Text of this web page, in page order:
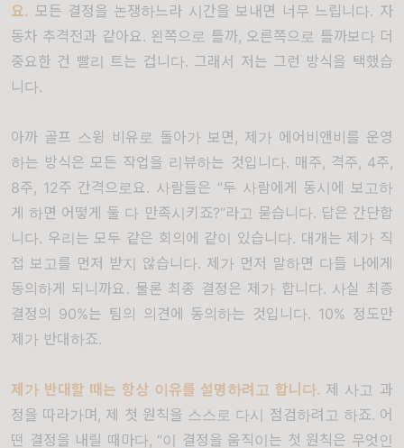
요. 모든 결정을 논쟁하느라 시간을 보내면 너무 느립니다. 자
동차 추격전과 같아요. 왼쪽으로 틀까, 오른쪽으로 틀까보다 더
중요한 건 빨리 트는 겁니다. 그래서 저는 그런 방식을 택했습
니다.
아까 골프 스윙 비유로 돌아가 보면 , 제가 에어비앤비를 운영
하는 방식은 모든 작업을 리뷰하는 것입니다. 매주, 격주, 4주,
8주, 12주 간격으로요. 사람들은 “두 사람에게 동시에 보고하
게 하면 어떻게 둘 다 만족시키죠?”라고 묻습니다. 답은 간단합
니다. 우리는 모두 같은 회의에 같이 있습니다. 대개는 제가 직
접 보고를 먼저 받지 않습니다. 제가 먼저 말하면 다들 나에게
동의하게 되니까요 . 물론 최종 결정은 제가 합니다. 사실 최종
결정의
90%는 팀의 의견에 동의하는 것입니다. 10% 정도만
제가 반대하죠.
제가 반대할 때는 항상 이유를 설명하려고 합니다. 제 사고 과
정을 따라가며 , 제 첫 원칙을 스스로 다시 점검하려고 하죠. 어
떤 결정을 내릴 때마다, “이 결정을 움직이는 첫 원칙은 무엇인